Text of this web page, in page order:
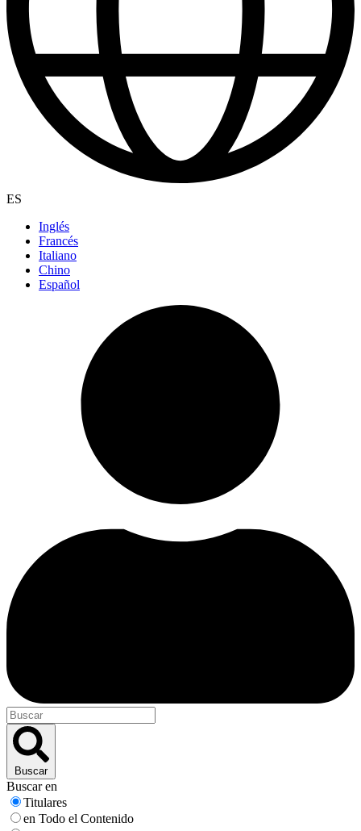
ES
Inglés
Francés
Italiano
Chino
Español
Buscar
Buscar en
Titulares
en Todo el Contenido